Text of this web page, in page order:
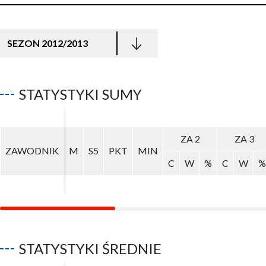
SEZON 2012/2013
STATYSTYKI SUMY
ZAWODNIK M S5 PKT MIN
ZA 2 ZA 3
C W % C W %
ZAWODNIK M S5 PKT MIN
ZA 2 ZA 3
C W % C W %
STATYSTYKI ŚREDNIE